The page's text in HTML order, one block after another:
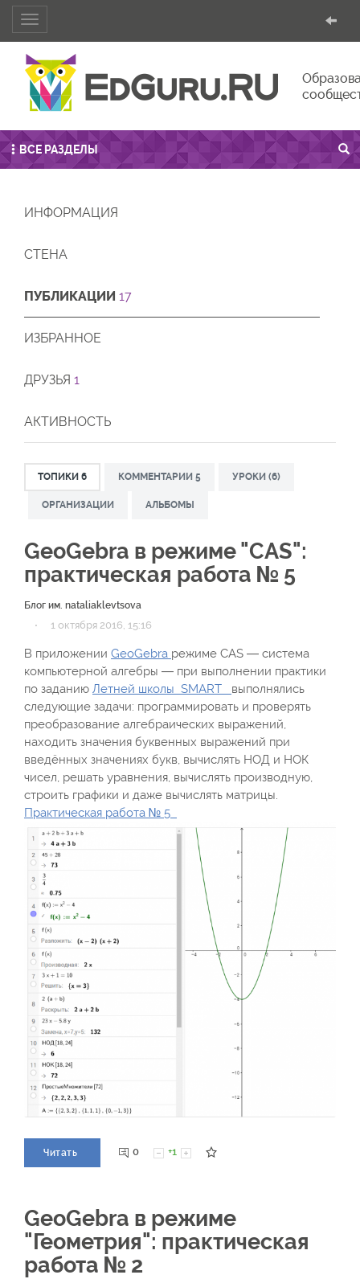
Toggle
navigation
ВСЕ РАЗДЕЛЫ
ИНФОРМАЦИЯ
СТЕНА
ПУБЛИКАЦИИ 17
ИЗБРАННОЕ
ДРУЗЬЯ 1
АКТИВНОСТЬ
ТОПИКИ 6 КОММЕНТАРИИ 5 УРОКИ (6)
ОРГАНИЗАЦИИ АЛЬБОМЫ
GeoGebra в режиме "CAS":
практическая работа № 5
Блог им. nataliaklevtsova
· 1 октября 2016, 15:16
В приложении GeoGebra режиме CAS — система
компьютерной алгебры — при выполнении практики
по заданию Летней школы SMART выполнялись
следующие задачи: программировать и проверять
преобразование алгебраических выражений,
находить значения буквенных выражений при
введённых значениях букв, вычислять НОД и НОК
чисел, решать уравнения, вычислять производную,
строить графики и даже вычислять матрицы.
Практическая работа № 5
Читать 0 +1
GeoGebra в режиме
"Геометрия": практическая
работа № 2